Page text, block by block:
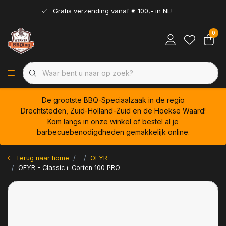
Gratis verzending vanaf € 100,- in NL!
0
De grootste BBQ-Speciaalzaak in de regio
Drechtsteden, Zuid-Holland-Zuid en de Hoekse Waard!
Kom langs in onze winkel of bestel al je
barbecuebenodigdheden gemakkelijk online.
Terug naar home
OFYR
OFYR - Classic+ Corten 100 PRO